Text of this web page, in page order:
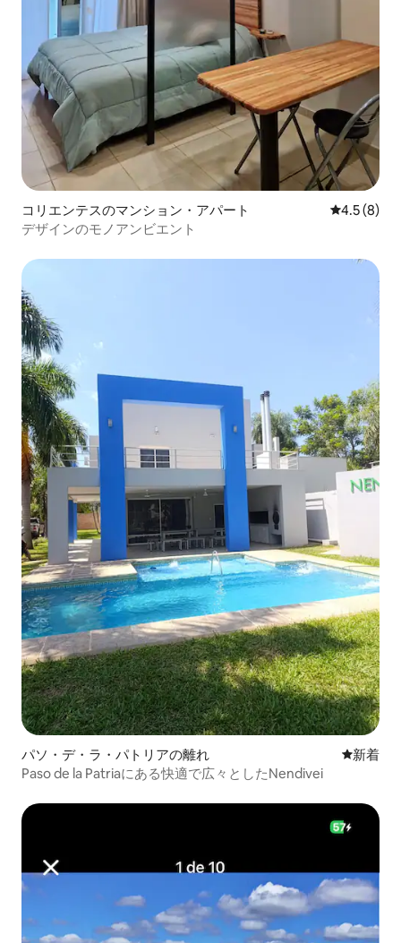
コリエンテスのマンション・アパート レビュー8
4.5 (8)
デザインのモノアンビエント
パソ・デ・ラ・パトリアの離れ 新しい宿
新着
Paso de la Patriaにある快適で広々としたNendivei